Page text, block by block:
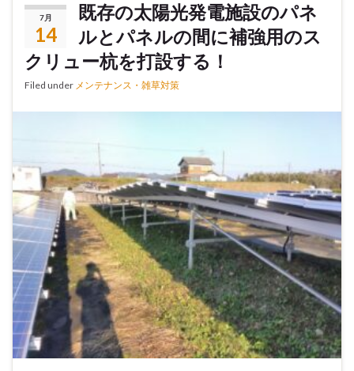
7月
14
既存の太陽光発電施設のパネ
ルとパネルの間に補強用のス
クリュー杭を打設する！
Filed under メンテナンス・雑草対策